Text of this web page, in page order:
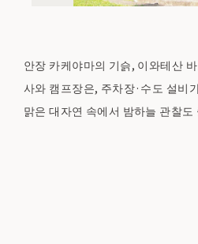
안장 카케야마의 기슭, 이와테산
사와 캠프장은, 주차장·수도 설비
맑은 대자연 속에서 밤하늘 관찰도